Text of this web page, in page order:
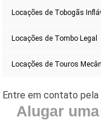
Locações de Tobogãs
Locações de Tombo Legal
Locações de Touros
Alugar